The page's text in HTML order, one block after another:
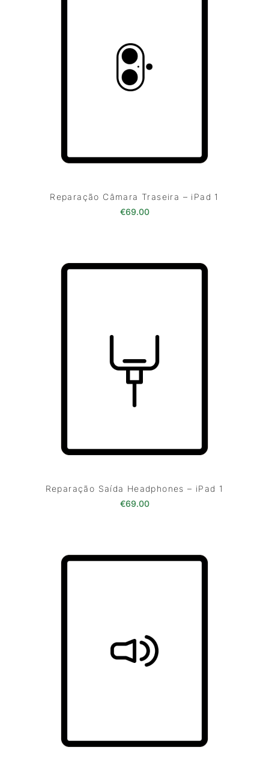
Reparação Câmara Traseira – iPad 1
€69.00
Reparação Saída Headphones – iPad 1
€69.00